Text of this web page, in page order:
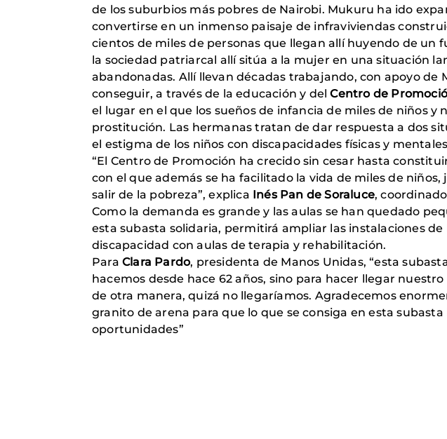
de los suburbios más pobres de Nairobi. Mukuru ha ido
convertirse en un inmenso paisaje de infraviviendas
cientos de miles de personas que llegan allí huyendo de un
la sociedad patriarcal allí sitúa a la mujer en una situación
abandonadas. Allí llevan décadas trabajando, con apoyo de
conseguir, a través de la educación y delCentro de
el lugar en el que los sueños de infancia de miles de niños y
prostitución. Las hermanas tratan de dar respuesta a dos
el estigma de los niños con discapacidades físicas y
“El Centro de Promoción ha crecido sin cesar hasta
con el que además se ha facilitado la vida de miles de
salir de la pobreza”, explica Inés Pan de Soraluce,
Como la demanda es grande y las aulas se han quedado
esta subasta solidaria, permitirá ampliar las instalaciones
discapacidad con aulas de terapia y rehabilitación.
Para Clara Pardo, presidenta de Manos Unidas, “esta
hacemos desde hace 62 años, sino para hacer llegar
de otra manera, quizá no llegaríamos. Agradecemos
granito de arena para que lo que se consiga en esta
oportunidades”